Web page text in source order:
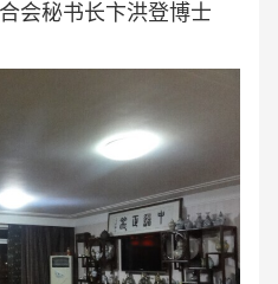
会秘书长卞洪登博士